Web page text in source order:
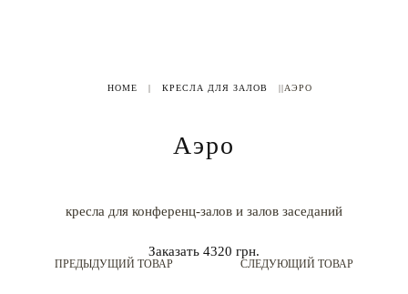
HOME | КРЕСЛА ДЛЯ ЗАЛОВ ||АЭРО
Аэро
ПРЕДЫДУЩИЙ ТОВАР СЛЕДУЮЩИЙ ТОВАР
кресла для конференц-залов и залов заседаний
Заказать 4320 грн.